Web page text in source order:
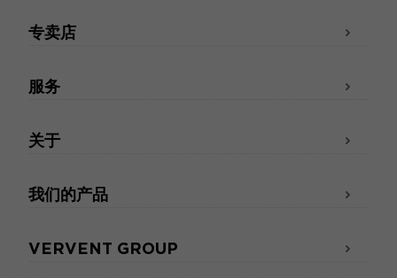
专卖店
服务
关于
我们的产品
VERVENT GROUP